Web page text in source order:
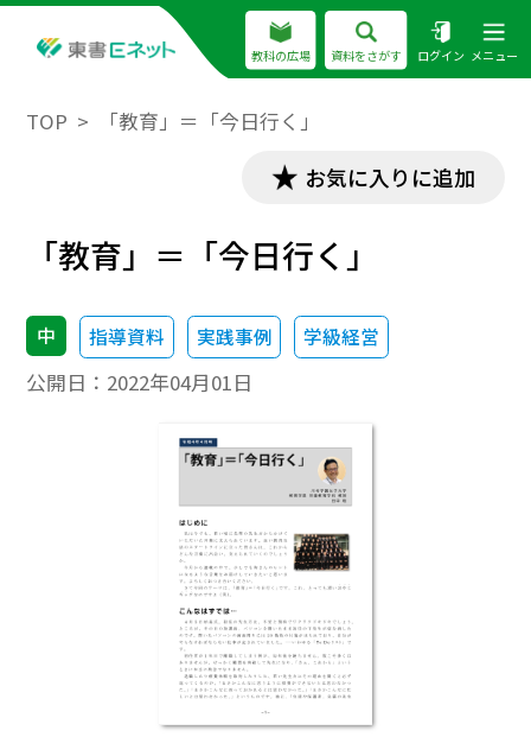
教科の広場 資料をさがす ログイン メニュー
TOP 「教育」＝「今日行く」
お気に入りに追加
「教育」＝「今日行く」
中 指導資料 実践事例 学級経営
公開日： 2022年04月01日